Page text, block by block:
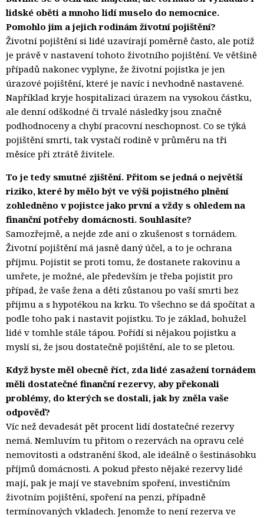
lidské oběti a mnoho lidí muselo do nemocnice.
Pomohlo jim a jejich rodinám životní pojištění?
Životní pojištění si lidé uzavírají poměrně často, ale potíž
je právě v nastavení tohoto životního pojištění. Ve většině
případů nakonec vyplyne, že životní pojistka je jen
úrazové pojištění, které je navíc i nevhodně nastavené.
Například kryje hospitalizaci úrazem na vysokou částku,
ale denní odškodné či trvalé následky jsou značně
podhodnoceny a chybí pracovní neschopnost. Co se týká
pojištění smrti, tak vystačí rodině v průměru na tři
měsíce při ztrátě živitele.
To je tedy smutné zjištění. Přitom se jedná o největší
riziko, které by mělo být ve výši pojistného plnění
zohledněno v pojistce jako první a vždy s ohledem na
finanční potřeby domácnosti. Souhlasíte?
Samozřejmě, a nejde zde ani o zkušenost s tornádem.
Životní pojištění má jasně daný účel, a to je ochrana
příjmu. Pojistit se proti tomu, že dostanete rakovinu a
umřete, je možné, ale především je třeba pojistit pro
případ, že vaše žena a děti zůstanou po vaší smrti bez
přijmu a s hypotékou na krku. To všechno se dá spočítat a
podle toho pak i nastavit pojistku. To je základ, bohužel
lidé v tomhle stále tápou. Pořídí si nějakou pojistku a
myslí si, že jsou dostatečně pojištění, ale to se pletou.
Když byste měl obecně říct, zda lidé zasažení tornádem
měli dostatečné finanční rezervy, aby překonali
problémy, do kterých se dostali, jak by zněla vaše
odpověď?
Víc než devadesát pět procent lidí dostatečné rezervy
nemá. Nemluvím tu přitom o rezervách na opravu celé
nemovitosti a odstranění škod, ale ideálně o šestinásobku
příjmů domácnosti. A pokud přesto nějaké rezervy lidé
mají, pak je mají ve stavebním spoření, investičním
životním pojištění, spoření na penzi, případně
termínovaných vkladech. Jenomže to není rezerva ve